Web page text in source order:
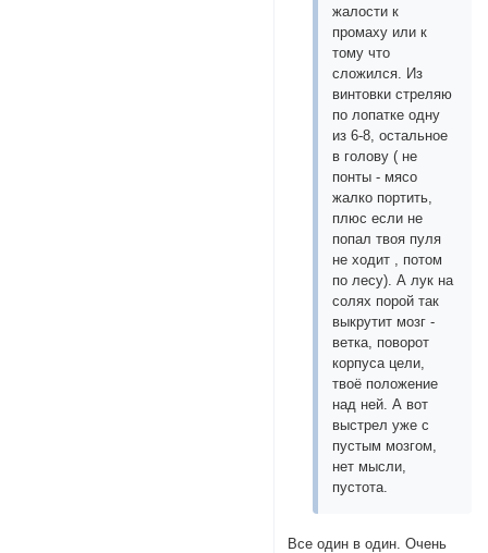
жалости к
промаху или к
тому что
сложился. Из
винтовки стреляю
по лопатке одну
из 6-8, остальное
в голову ( не
понты - мясо
жалко портить,
плюс если не
попал твоя пуля
не ходит , потом
по лесу). А лук на
солях порой так
выкрутит мозг -
ветка, поворот
корпуса цели,
твоё положение
над ней. А вот
выстрел уже с
пустым мозгом,
нет мысли,
пустота.
Все один в один. Очень